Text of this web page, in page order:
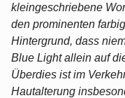
kleingeschriebene
den prominenten
Hintergrund, dass
Blue Light allein auf
Überdies ist im
Hautalterung